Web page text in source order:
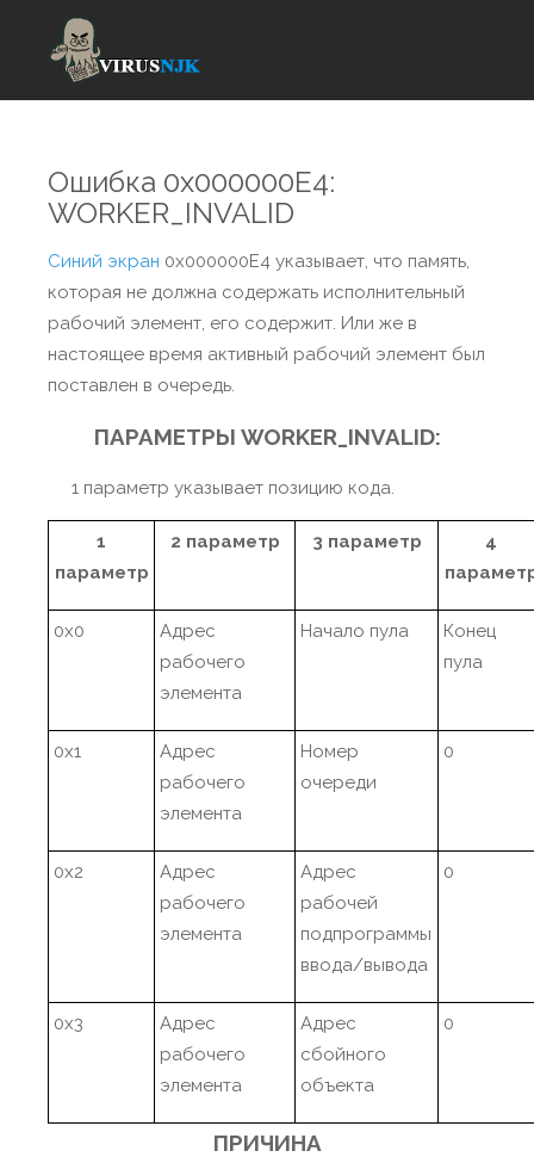
Ошибка 0x000000E4:
WORKER_INVALID
Синий экран 0x000000E4 указывает, что память,
которая не должна содержать исполнительный
рабочий элемент, его содержит. Или же в
настоящее время активный рабочий элемент был
поставлен в очередь.
ПАРАМЕТРЫ WORKER_INVALID:
1 параметр указывает позицию кода.
1
параметр
2 параметр 3 параметр
4
0x0
Адрес
рабочего
элемента
Начало пула
Конец
пула
0x1
Адрес
рабочего
элемента
Номер
очереди
0
0x2
Адрес
рабочего
элемента
Адрес
рабочей
подпрограммы
ввода/вывода
0
0x3
Адрес
рабочего
элемента
Адрес
сбойного
объекта
0
ПРИЧИНА